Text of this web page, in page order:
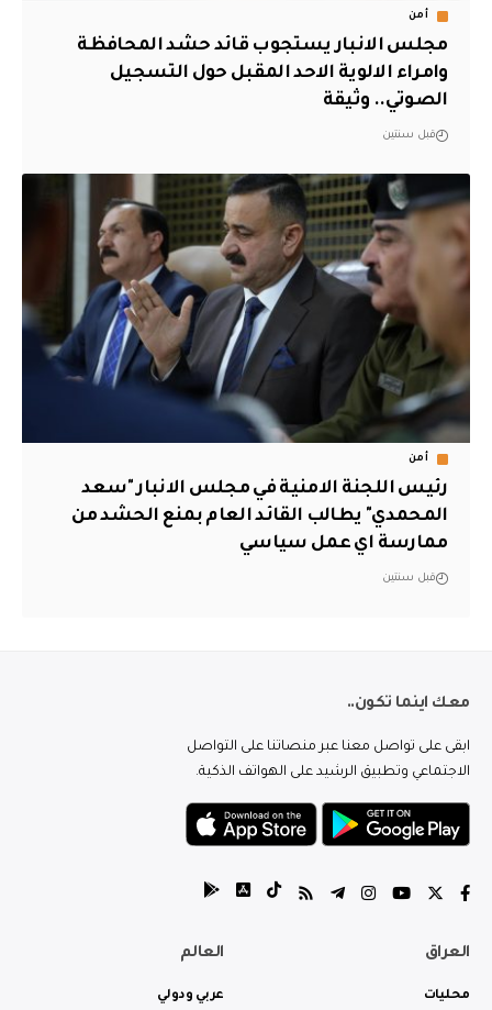
أمن
مجلس الانبار يستجوب قائد حشد المحافظة
وامراء الالوية الاحد المقبل حول التسجيل
الصوتي.. وثيقة
قبل سنتين
أمن
رئيس اللجنة الامنية في مجلس الانبار "سعد
المحمدي" يطالب القائد العام بمنع الحشد من
ممارسة اي عمل سياسي
قبل سنتين
معك اينما تكون..
ابقى على تواصل معنا عبر منصاتنا على التواصل
الاجتماعي وتطبيق الرشيد على الهواتف الذكية.
العراق
محليات
العالم
عربي ودولي